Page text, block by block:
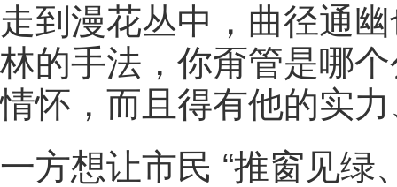
走到漫花丛中，曲径通
林的手法，你甭管是哪
情怀，而且得有他的实
一方想让市民 “推窗见绿